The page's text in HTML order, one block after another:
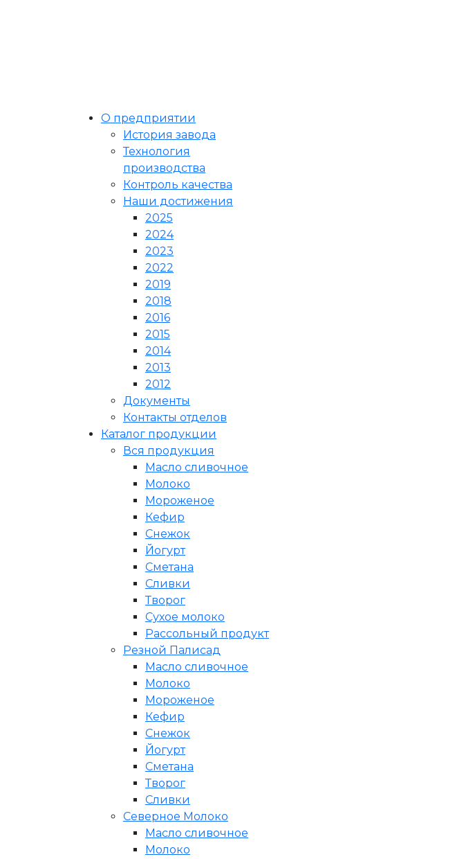
О предприятии
История завода
Технология
производства
Контроль качества
Наши достижения
2025
2024
2023
2022
2019
2018
2016
2015
2014
2013
2012
Документы
Контакты отделов
Каталог продукции
Вся продукция
Масло сливочное
Молоко
Мороженое
Кефир
Снежок
Йогурт
Сметана
Сливки
Творог
Сухое молоко
Рассольный продукт
Резной Палисад
Масло сливочное
Молоко
Мороженое
Кефир
Снежок
Йогурт
Сметана
Творог
Сливки
Северное Молоко
Масло сливочное
Молоко